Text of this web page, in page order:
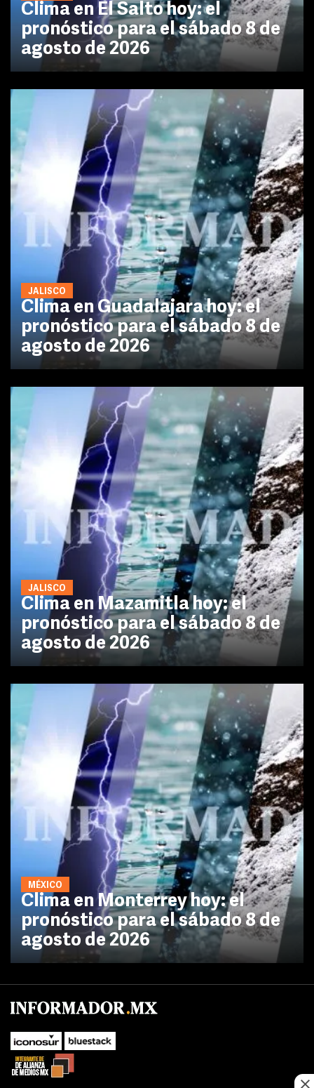
Clima en El Salto hoy: el
pronóstico para el sábado 8 de
agosto de 2026
JALISCO
Clima en Guadalajara hoy: el
pronóstico para el sábado 8 de
agosto de 2026
JALISCO
Clima en Mazamitla hoy: el
pronóstico para el sábado 8 de
agosto de 2026
MÉXICO
Clima en Monterrey hoy: el
pronóstico para el sábado 8 de
agosto de 2026